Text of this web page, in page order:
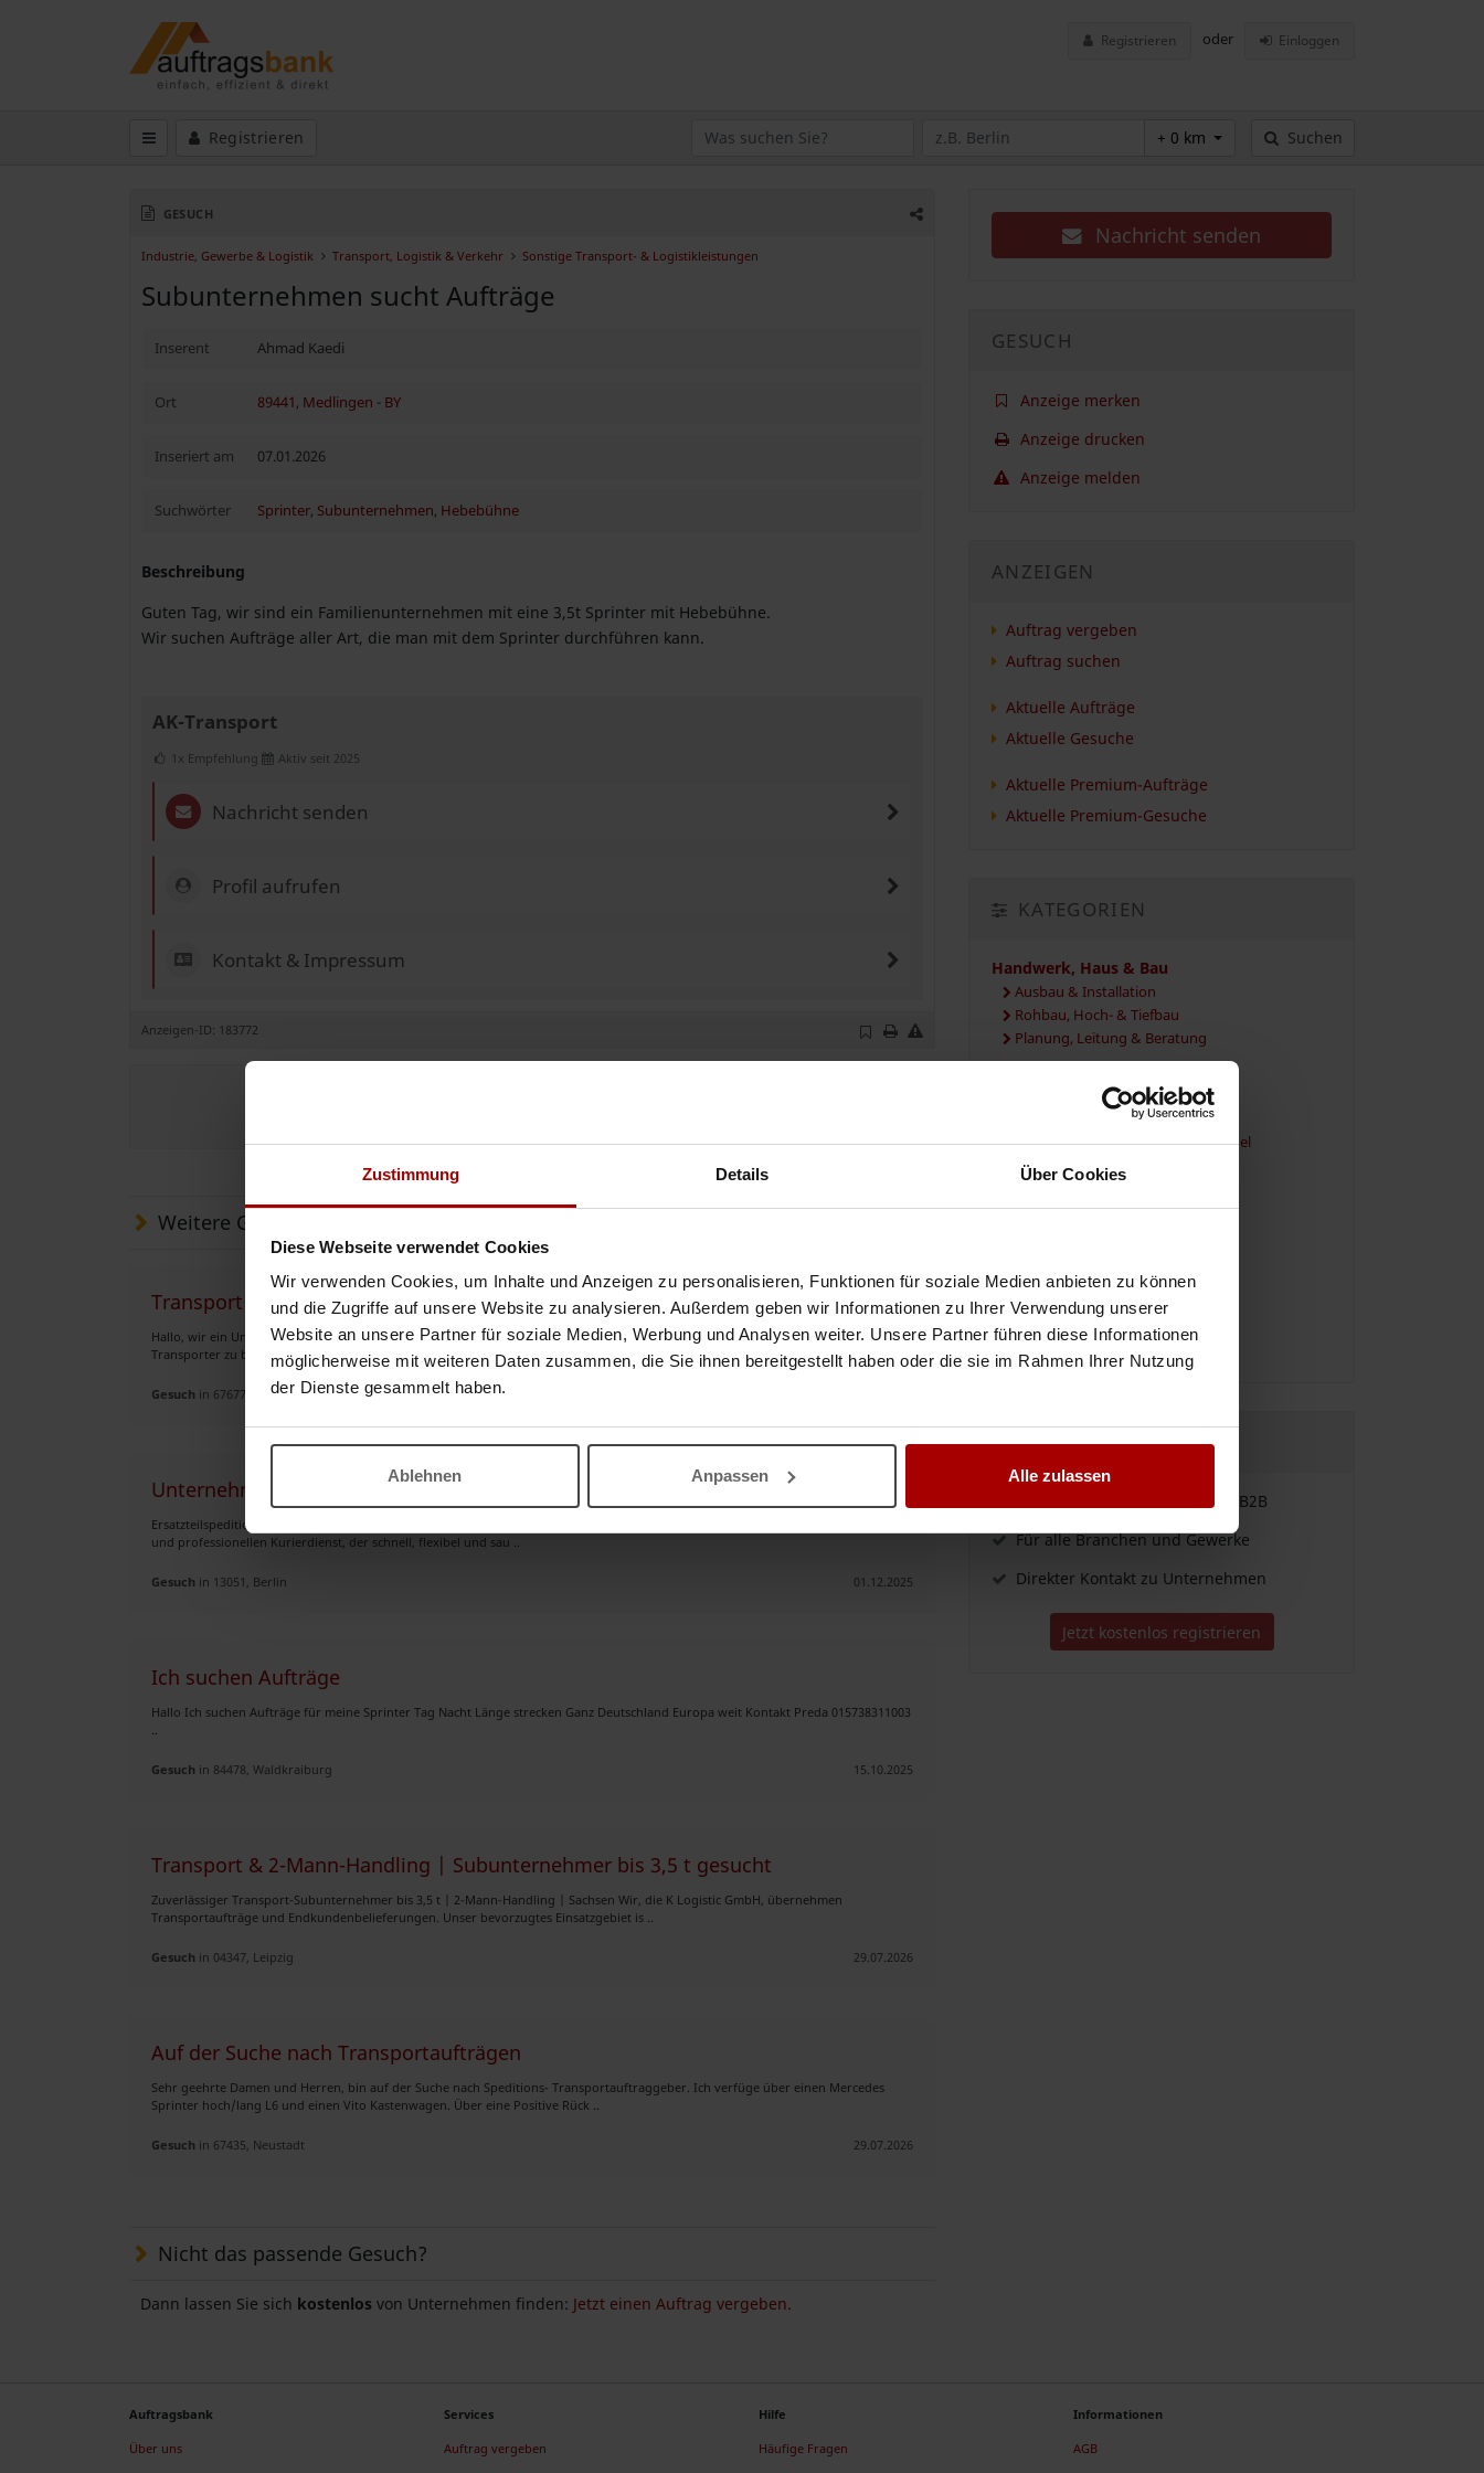
Zustimmung Details Über Cookies
Diese Webseite verwendet Cookies
Wir verwenden Cookies, um Inhalte und Anzeigen zu personalisieren, Funktionen für soziale Medien anbieten zu können
und die Zugriffe auf unsere Website zu analysieren. Außerdem geben wir Informationen zu Ihrer Verwendung unserer
Website an unsere Partner für soziale Medien, Werbung und Analysen weiter. Unsere Partner führen diese Informationen
möglicherweise mit weiteren Daten zusammen, die Sie ihnen bereitgestellt haben oder die sie im Rahmen Ihrer Nutzung
der Dienste gesammelt haben.
Ablehnen Anpassen Alle zulassen
Registrieren oder Einloggen
Registrieren + 0 km Suchen
GESUCH
Industrie, Gewerbe & Logistik Transport, Logistik & Verkehr Sonstige Transport- & Logistikleistungen
Subunternehmen sucht Aufträge
Inserent Ahmad Kaedi
Ort 89441, Medlingen - BY
Inseriert am 07.01.2026
Suchwörter Sprinter, Subunternehmen, Hebebühne
Beschreibung
Guten Tag, wir sind ein Familienunternehmen mit eine 3,5t Sprinter mit Hebebühne.
Wir suchen Aufträge aller Art, die man mit dem Sprinter durchführen kann.
AK-Transport
1x Empfehlung Aktiv seit 2025
Nachricht senden
Profil aufrufen
Kontakt & Impressum
Anzeigen-ID: 183772
Weitere Gesuche
Transport Partner bis 3,5 sucht Aufträge
Hallo, wir ein Unternehmen mit Sitz in Enkenbach Alsenborn sowie einer Sauberen grossen Halle mit der Möglichkeite LKW-
Transporter zu beladen oder zu entladen Suchen einen neuen Auftraggeber es stehen ..
Gesuch in 67677, Enkenbach-Alsenborn
Unternehmen sucht Aufträge jeder Art!
Ersatzteilspedition I.C. – Ihr flexibler Partner für Kurier- & Direktfahrten in Berlin und Deitschland Sie suchen einen zuverlässigen
und professionellen Kurierdienst, der schnell, flexibel und sau ..
Gesuch in 13051, Berlin 01.12.2025
Ich suchen Aufträge
Hallo Ich suchen Aufträge für meine Sprinter Tag Nacht Länge strecken Ganz Deutschland Europa weit Kontakt Preda 015738311003
..
Gesuch in 84478, Waldkraiburg 15.10.2025
Transport & 2-Mann-Handling | Subunternehmer bis 3,5 t gesucht
Zuverlässiger Transport-Subunternehmer bis 3,5 t | 2-Mann-Handling | Sachsen Wir, die K Logistic GmbH, übernehmen
Transportaufträge und Endkundenbelieferungen. Unser bevorzugtes Einsatzgebiet is ..
Gesuch in 04347, Leipzig 29.07.2026
Auf der Suche nach Transportaufträgen
Sehr geehrte Damen und Herren, bin auf der Suche nach Speditions- Transportauftraggeber. Ich verfüge über einen Mercedes
Sprinter hoch/lang L6 und einen Vito Kastenwagen. Über eine Positive Rück ..
Gesuch in 67435, Neustadt 29.07.2026
Nicht das passende Gesuch?
Dann lassen Sie sich kostenlos von Unternehmen finden: Jetzt einen Auftrag vergeben.
Nachricht senden
GESUCH
Anzeige merken
Anzeige drucken
Anzeige melden
ANZEIGEN
Auftrag vergeben
Auftrag suchen
Aktuelle Aufträge
Aktuelle Gesuche
Aktuelle Premium-Aufträge
Aktuelle Premium-Gesuche
KATEGORIEN
Handwerk, Haus & Bau
Ausbau & Installation
Rohbau, Hoch- & Tiefbau
Planung, Leitung & Beratung
Industrie- & Gewerbebau
Industrielles Fachpersonal
Herstellung, Verarbeitung & Handel
Transport, Logistik & Verkehr
EDV, IT & Medien
Sicherheit, Events & Gastronomie
Vermittlung, Personal & Beratung
JETZT REGISTRIEREN
Einfache Vergabe & Suche im B2B
Für alle Branchen und Gewerke
Direkter Kontakt zu Unternehmen
Jetzt kostenlos registrieren
Auftragsbank
Über uns
Services
Auftrag vergeben
Hilfe
Häufige Fragen
Informationen
AGB